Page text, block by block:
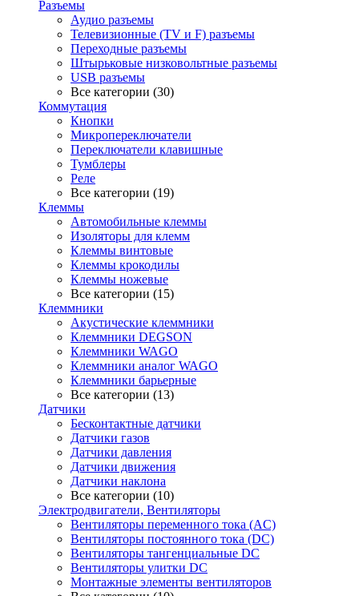
Разъемы
Аудио разъемы
Телевизионные (TV и F) разъемы
Переходные разъемы
Штырьковые низковольтные разъемы
USB разъемы
Все категории (30)
Коммутация
Кнопки
Микропереключатели
Переключатели клавишные
Тумблеры
Реле
Все категории (19)
Клеммы
Автомобильные клеммы
Изоляторы для клемм
Клеммы винтовые
Клеммы крокодилы
Клеммы ножевые
Все категории (15)
Клеммники
Акустические клеммники
Клеммники DEGSON
Клеммники WAGO
Клеммники аналог WAGO
Клеммники барьерные
Все категории (13)
Датчики
Бесконтактные датчики
Датчики газов
Датчики давления
Датчики движения
Датчики наклона
Все категории (10)
Электродвигатели, Вентиляторы
Вентиляторы переменного тока (AC)
Вентиляторы постоянного тока (DC)
Вентиляторы тангенциальные DC
Вентиляторы улитки DC
Монтажные элементы вентиляторов